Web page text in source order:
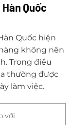
Quốc
Quốc hiện
không nên
Trong điều
thường được
làm việc.
với